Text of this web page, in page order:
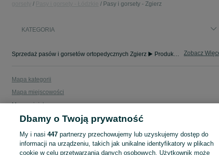
Pasy i gorsety - Zgierz
KATEGORIA
Sprzedaż pasów i gorsetów ortopedycznych Zgierz ▶️ Produkty lędźwiowe i korekcyjne ✅ Nowe i używane w atrakcyjnych cenach ☝ Znajdź oferty na OLX.pl! Zobacz
Mapa kategorii
Mapa miejscowości
Mapa ministron
Popularne wyszukiwania
Dbamy o Twoją prywatność
My i nasi447 partnerzy przechowujemy lub uzyskujemy dostęp do
informacji na urządzeniu, takich jak unikalne identyfikatory w plikach
cookie w celu przetwarzania danych osobowych. Użytkownik może